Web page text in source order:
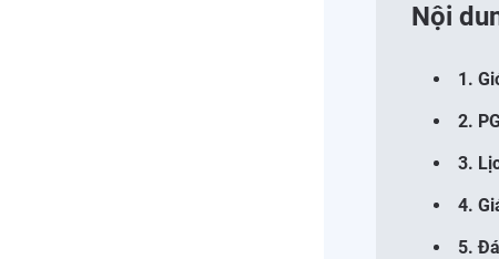
Nội
1.
2.
3.
4.
5.